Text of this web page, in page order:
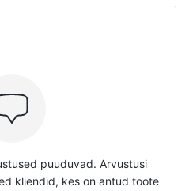
puuduvad. Arvustusi
kliendid, kes on antud toote